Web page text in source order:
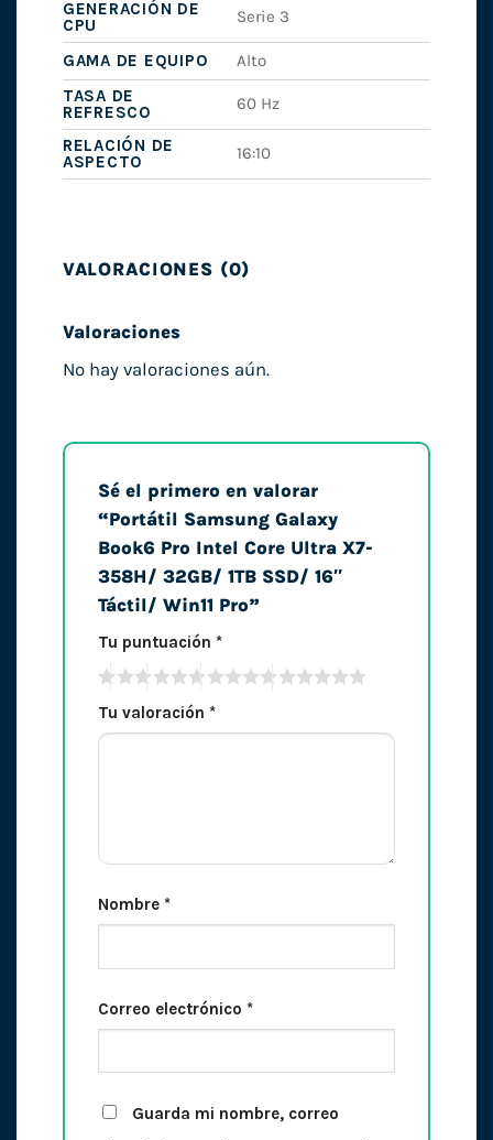
GENERACIÓN DE
CPU
Serie 3
GAMA DE EQUIPO
Alto
TASA DE
REFRESCO
60 Hz
RELACIÓN DE
ASPECTO
16:10
VALORACIONES (0)
Valoraciones
No hay valoraciones aún.
Sé el primero en valorar
“Portátil Samsung Galaxy
Book6 Pro Intel Core Ultra X7-
358H/ 32GB/ 1TB SSD/ 16″
Táctil/ Win11 Pro”
Tu puntuación *
Tu valoración *
Nombre *
Correo electrónico *
Guarda mi nombre, correo